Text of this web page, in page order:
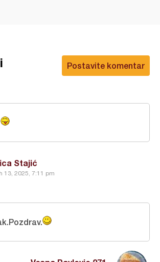
Postavite komentar
Stajić
13, 2025, 7:11 pm